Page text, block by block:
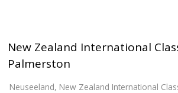
New Zealand International
Palmerston
Neuseeland, New Zealand International